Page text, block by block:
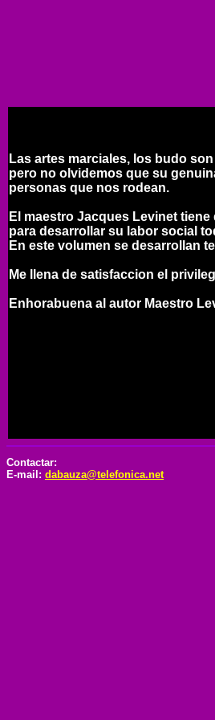
Las artes marciales, los budo
pero no olvidemos que su
personas que nos rodean.
El maestro Jacques Levinet
para desarrollar su labor social
En este volumen se desarrollan
Me llena de satisfaccion el
Enhorabuena al autor Maestro
Contactar:
E-mail: dabauza@telefonica.net